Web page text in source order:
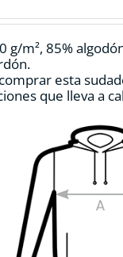
la
de
g/m², 85%
esta
que lleva a